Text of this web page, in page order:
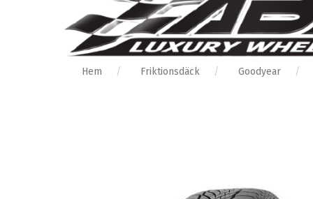
Hem Friktionsdäck Goodyear